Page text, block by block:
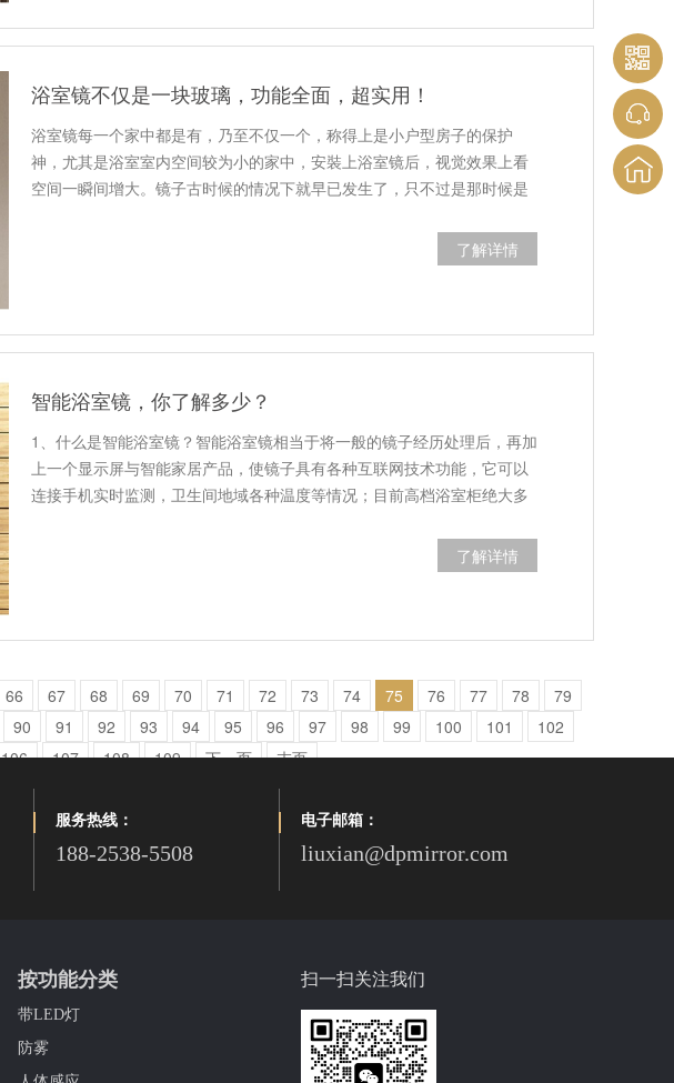
浴室镜不仅是一块玻璃，功能全面，超实用！
浴室镜每一个家中都是有，乃至不仅一个，称得上是小户型房子的保护
神，尤其是浴室室内空间较为小的家中，安裝上浴室镜后，视觉效果上看
空间一瞬间增大。镜子古时候的情况下就早已发生了，只不过是那时候是
了解详情
智能浴室镜，你了解多少？
1、什么是智能浴室镜？智能浴室镜相当于将一般的镜子经历处理后，再加
上一个显示屏与智能家居产品，使镜子具有各种互联网技术功能，它可以
连接手机实时监测，卫生间地域各种温度等情况；目前高档浴室柜绝大多
了解详情
66 67 68 69 70 71 72 73 74 75 76 77 78
79
90 91 92 93 94 95 96 97 98 99 100 101
102
106 107 108 109 下一页 末页
服务热线：
188-2538-5508
电子邮箱：
liuxian@dpmirror.com
扫一扫关注我们
按功能分类
带LED灯
防雾